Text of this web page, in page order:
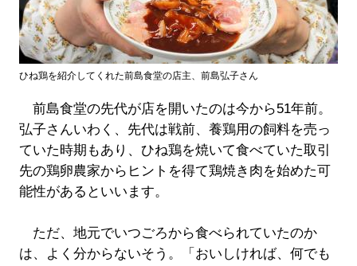
ひね鶏を紹介してくれた前島食堂の店主、前島弘子さん
前島食堂の先代が店を開いたのは今から51年前。
弘子さんいわく、先代は戦前、養鶏用の飼料を売っ
ていた時期もあり、ひね鶏を焼いて食べていた取引
先の鶏卵農家からヒントを得て鶏焼き肉を始めた可
能性があるといいます。
ただ、地元でいつごろから食べられていたのか
は、よく分からないそう。「おいしければ、何でも